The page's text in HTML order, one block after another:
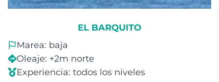
EL BARQUITO
Marea: baja
Oleaje: +2m norte
Experiencia: todos los niveles